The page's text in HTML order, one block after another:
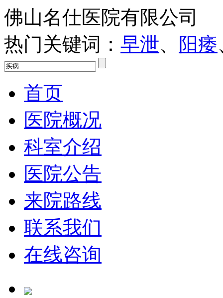
佛山名仕医院有限公司
热门关键词： 早泄、 阳痿
首页
医院概况
科室介绍
医院公告
来院路线
联系我们
在线咨询